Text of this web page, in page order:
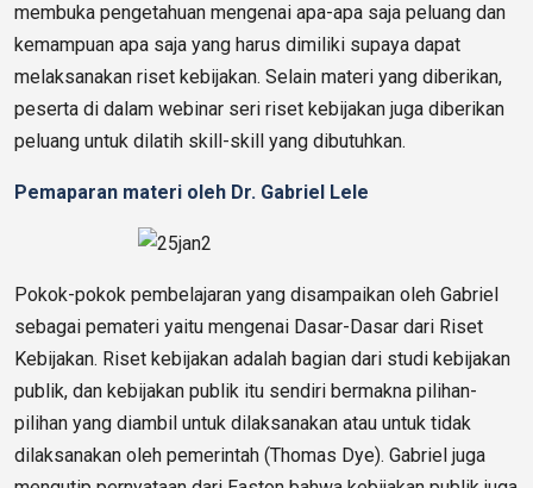
membuka pengetahuan mengenai apa-apa saja peluang dan
kemampuan apa saja yang harus dimiliki supaya dapat
melaksanakan riset kebijakan. Selain materi yang diberikan,
peserta di dalam webinar seri riset kebijakan juga diberikan
peluang untuk dilatih skill-skill yang dibutuhkan.
Pemaparan materi oleh Dr. Gabriel Lele
Pokok-pokok pembelajaran yang disampaikan oleh Gabriel
sebagai pemateri yaitu mengenai Dasar-Dasar dari Riset
Kebijakan. Riset kebijakan adalah bagian dari studi kebijakan
publik, dan kebijakan publik itu sendiri bermakna pilihan-
pilihan yang diambil untuk dilaksanakan atau untuk tidak
dilaksanakan oleh pemerintah (Thomas Dye). Gabriel juga